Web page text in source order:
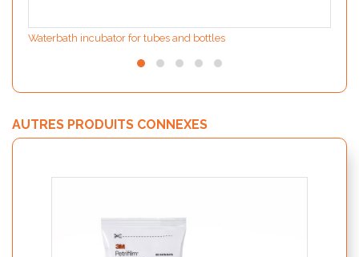
Waterbath incubator for tubes and bottles
AUTRES PRODUITS CONNEXES